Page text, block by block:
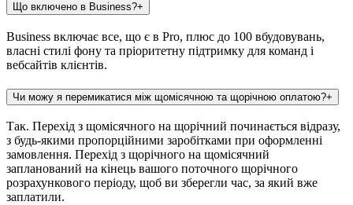
Що включено в Business?+
Business включає все, що є в Pro, плюс до 100 вбудовувань,
власні стилі фону та пріоритетну підтримку для команд і
вебсайтів клієнтів.
Чи можу я перемикатися між щомісячною та щорічною оплатою?+
Так. Перехід з щомісячного на щорічний починається відразу,
з будь-якими пропорційними заробітками при оформленні
замовлення. Перехід з щорічного на щомісячний
запланований на кінець вашого поточного щорічного
розрахункового періоду, щоб ви зберегли час, за який вже
заплатили.